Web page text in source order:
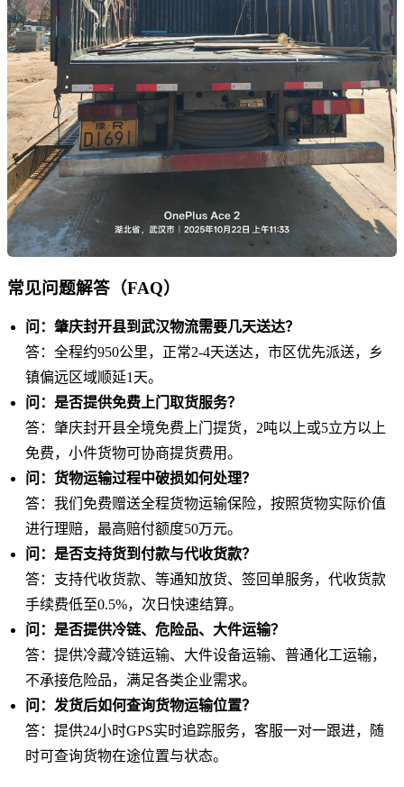
常见问题解答（FAQ）
问：肇庆封开县到武汉物流需要几天送达？
答：全程约950公里，正常2-4天送达，市区优先派送，乡
镇偏远区域顺延1天。
问：是否提供免费上门取货服务？
答：肇庆封开县全境免费上门提货，2吨以上或5立方以上
免费，小件货物可协商提货费用。
问：货物运输过程中破损如何处理？
答：我们免费赠送全程货物运输保险，按照货物实际价值
进行理赔，最高赔付额度50万元。
问：是否支持货到付款与代收货款？
答：支持代收货款、等通知放货、签回单服务，代收货款
手续费低至0.5%，次日快速结算。
问：是否提供冷链、危险品、大件运输？
答：提供冷藏冷链运输、大件设备运输、普通化工运输，
不承接危险品，满足各类企业需求。
问：发货后如何查询货物运输位置？
答：提供24小时GPS实时追踪服务，客服一对一跟进，随
时可查询货物在途位置与状态。